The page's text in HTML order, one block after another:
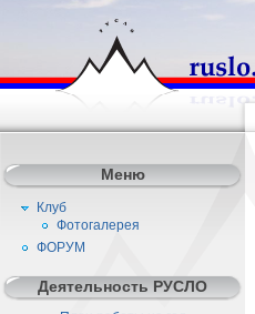
Меню
Клуб
Фотогалерея
ФОРУМ
Деятельность РУСЛО